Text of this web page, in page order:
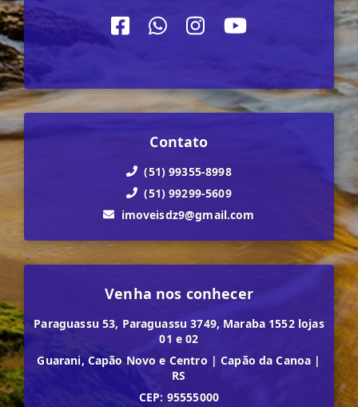
Contato
(51) 99355-8998
(51) 99299-5609
imoveisdz9@gmail.com
Venha nos conhecer
Paraguassu 53, Paraguassu 3749, Maraba 1552 lojas
01 e 02
Guarani, Capão Novo e Centro | Capão da Canoa |
RS
CEP: 95555000